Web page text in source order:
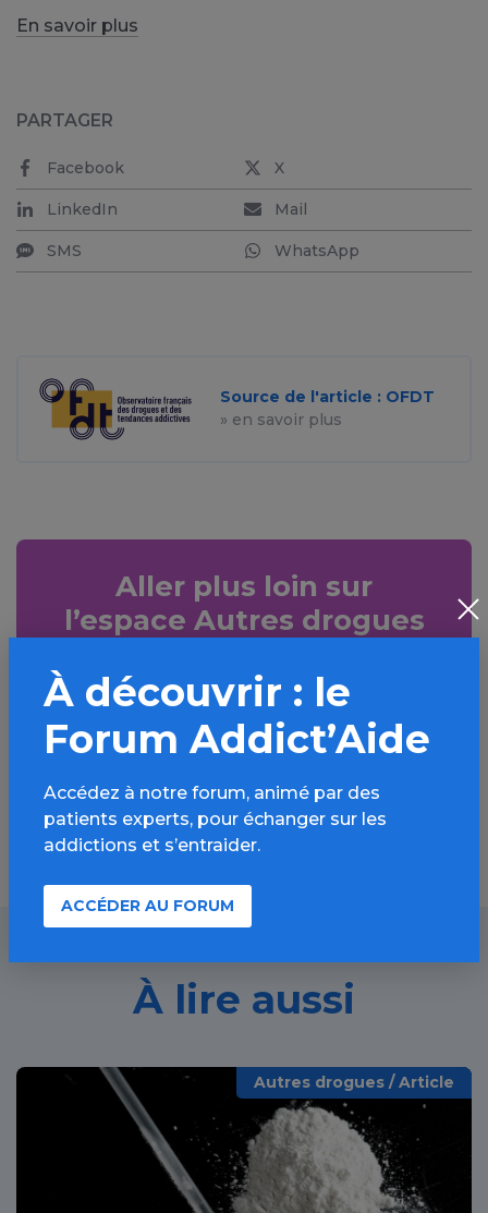
En savoir plus
PARTAGER
Facebook X
LinkedIn Mail
SMS WhatsApp
Source de l'article : OFDT
» en savoir plus
Aller plus loin sur
l’espace Autres drogues
bonnes pratiques, FAQ, annuaires,
ressources, actualités...
À lire aussi
Autres drogues / Article
À découvrir : le
Forum Addict’Aide
Accédez à notre forum, animé par des
patients experts, pour échanger sur les
addictions et s’entraider.
ACCÉDER AU FORUM